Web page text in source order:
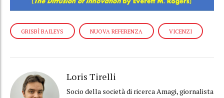
GRISBÌ BAILEYS NUOVA REFERENZA VICENZI
Loris Tirelli
Socio della società di ricerca Amagi, giornalista